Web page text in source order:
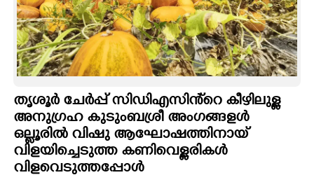
CARTOONS
LITERATURE
ZOOM
CONTACT US
തൃശൂർ ചേർപ്പ് സിഡിഎസിൻ്റെ കീഴിലുള്ള
അനുഗ്രഹ കുടുംബശ്രീ അംഗങ്ങളൾ
ഒല്ലൂരിൽ വിഷു ആഘോഷത്തിനായ്
വിളയിച്ചെടുത്ത കണിവെള്ളരികൾ
വിളവെടുത്തപ്പോൾ